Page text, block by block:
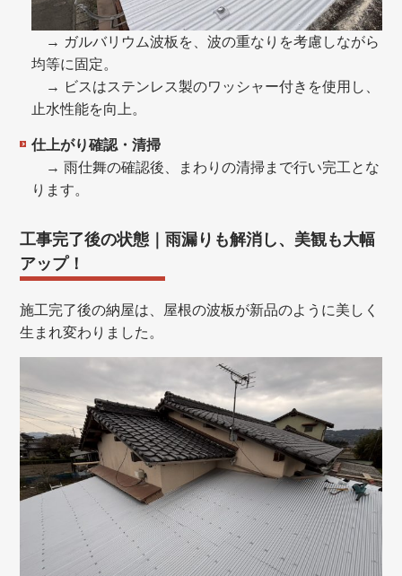
→ ガルバリウム波板を、波の重なりを考慮しながら
均等に固定。
→ ビスはステンレス製のワッシャー付きを使用し、
止水性能を向上。
仕上がり確認・清掃
→ 雨仕舞の確認後、まわりの清掃まで行い完工とな
ります。
工事完了後の状態｜雨漏りも解消し、美観も大幅
アップ！
施工完了後の納屋は、屋根の波板が新品のように美しく
生まれ変わりました。